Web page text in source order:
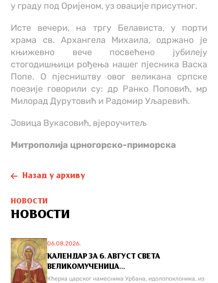
у граду под Оријеном, уз овације присутног.
Исте вечери, на тргу Белависта, у порти
храма св. Архангела Михаила, одржано је
књижевно вече посвећено јубилеју
стогодишњици рођења нашег пјесника Васка
Попе. О пјесништву овог великана српске
поезије говорили су: др Ранко Поповић, мр
Милорад Дурутовић и Радомир Уљаревић.
Јовица Вукасовић, вјероучитељ
Митрополија црногорско-приморска
Назад у архиву
НОВОСТИ
НОВОСТИ
06.08.2026.
КАЛЕНДАР ЗА 6. АВГУСТ СВЕТА
ВЕЛИКОМУЧЕНИЦА...
Кћерка царског намесника Урбана, идолопоклоника, из